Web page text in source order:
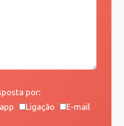
por:
Ligação E-mail